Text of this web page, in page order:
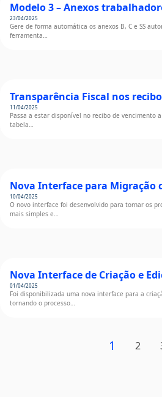
Modelo 3 – Anexos
23/04/2025
Gere de forma automática os anexos B, C e SS
ferramenta…
Transparência Fiscal nos
11/04/2025
Passa a estar disponível no recibo de vencimento
tabela…
Nova Interface para Migração
10/04/2025
O novo interface foi desenvolvido para tornar os
mais simples e…
Nova Interface de Criação e
01/04/2025
Foi disponibilizada uma nova interface para a
tornando o processo…
1 2